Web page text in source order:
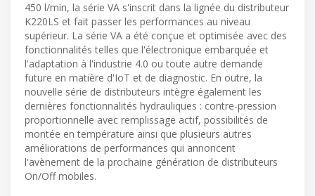
450 l/min, la série VA s'inscrit dans la lignée du distributeur
K220LS et fait passer les performances au niveau
supérieur. La série VA a été conçue et optimisée avec des
fonctionnalités telles que l'électronique embarquée et
l'adaptation à l'industrie 4.0 ou toute autre demande
future en matière d'IoT et de diagnostic. En outre, la
nouvelle série de distributeurs intègre également les
dernières fonctionnalités hydrauliques : contre-pression
proportionnelle avec remplissage actif, possibilités de
montée en température ainsi que plusieurs autres
améliorations de performances qui annoncent
l'avènement de la prochaine génération de distributeurs
On/Off mobiles.